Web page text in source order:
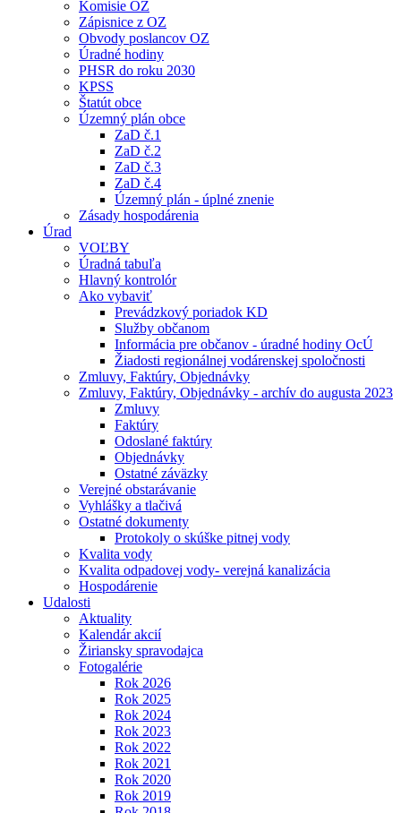
Komisie OZ
Zápisnice z OZ
Obvody poslancov OZ
Úradné hodiny
PHSR do roku 2030
KPSS
Štatút obce
Územný plán obce
ZaD č.1
ZaD č.2
ZaD č.3
ZaD č.4
Územný plán - úplné znenie
Zásady hospodárenia
Úrad
VOĽBY
Úradná tabuľa
Hlavný kontrolór
Ako vybaviť
Prevádzkový poriadok KD
Služby občanom
Informácia pre občanov - úradné hodiny OcÚ
Žiadosti regionálnej vodárenskej spoločnosti
Zmluvy, Faktúry, Objednávky
Zmluvy, Faktúry, Objednávky - archív do augusta 2023
Zmluvy
Faktúry
Odoslané faktúry
Objednávky
Ostatné záväzky
Verejné obstarávanie
Vyhlášky a tlačivá
Ostatné dokumenty
Protokoly o skúške pitnej vody
Kvalita vody
Kvalita odpadovej vody- verejná kanalizácia
Hospodárenie
Udalosti
Aktuality
Kalendár akcií
Žiriansky spravodajca
Fotogalérie
Rok 2026
Rok 2025
Rok 2024
Rok 2023
Rok 2022
Rok 2021
Rok 2020
Rok 2019